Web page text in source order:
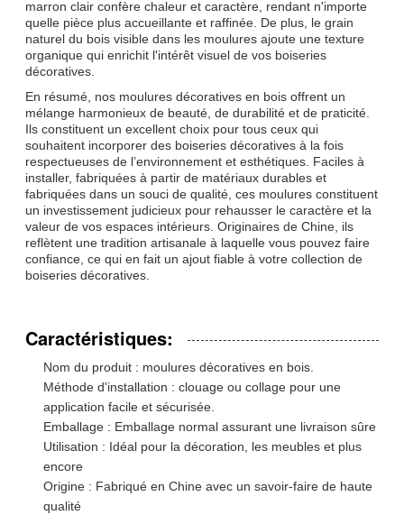
marron clair confère chaleur et caractère, rendant n'importe
quelle pièce plus accueillante et raffinée. De plus, le grain
naturel du bois visible dans les moulures ajoute une texture
organique qui enrichit l'intérêt visuel de vos boiseries
décoratives.
En résumé, nos moulures décoratives en bois offrent un
mélange harmonieux de beauté, de durabilité et de praticité.
Ils constituent un excellent choix pour tous ceux qui
souhaitent incorporer des boiseries décoratives à la fois
respectueuses de l’environnement et esthétiques. Faciles à
installer, fabriquées à partir de matériaux durables et
fabriquées dans un souci de qualité, ces moulures constituent
un investissement judicieux pour rehausser le caractère et la
valeur de vos espaces intérieurs. Originaires de Chine, ils
reflètent une tradition artisanale à laquelle vous pouvez faire
confiance, ce qui en fait un ajout fiable à votre collection de
boiseries décoratives.
Caractéristiques:
Nom du produit : moulures décoratives en bois.
Méthode d'installation : clouage ou collage pour une
application facile et sécurisée.
Emballage : Emballage normal assurant une livraison sûre
Utilisation : Idéal pour la décoration, les meubles et plus
encore
Origine : Fabriqué en Chine avec un savoir-faire de haute
qualité